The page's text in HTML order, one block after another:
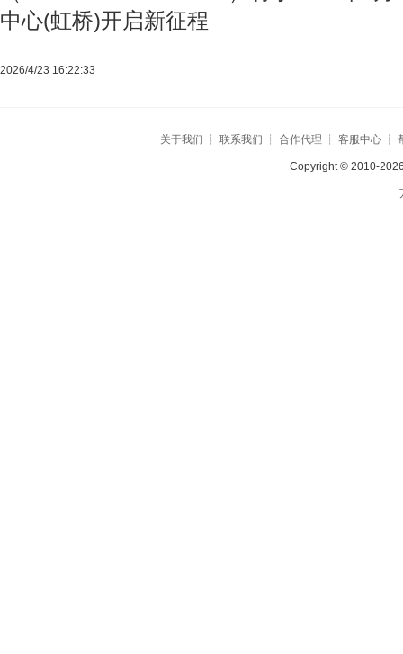
中心(虹桥)开启新征程
2026/4/23 16:22:33
关于我们 ┊联系我们 ┊合作代理 ┊客服中心 ┊
Copyright © 2010-